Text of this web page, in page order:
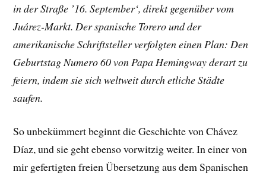
in der Straße ’16. September‘, direkt gegenüber vom
Juárez-Markt. Der spanische Torero und der
amerikanische Schriftsteller verfolgten einen Plan: Den
Geburtstag Numero 60 von Papa Hemingway derart zu
feiern, indem sie sich weltweit durch etliche Städte
saufen.
So unbekümmert beginnt die Geschichte von Chávez
Díaz, und sie geht ebenso vorwitzig weiter. In einer von
mir gefertigten freien Übersetzung aus dem Spanischen